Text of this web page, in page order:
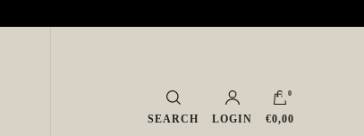
SEARCH LOGIN
0
€0,00